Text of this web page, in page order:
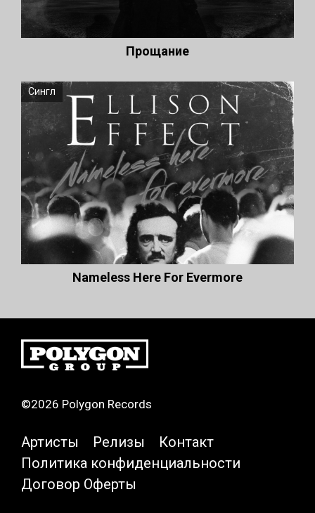
Прощание
Сингл
Nameless Here For Evermore
©2026 Polygon Records
Артисты Релизы
Контакт
Политика конфиденциальности
Договор Оферты